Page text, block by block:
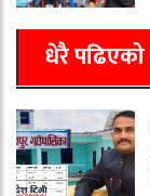
धेरै पढिएको